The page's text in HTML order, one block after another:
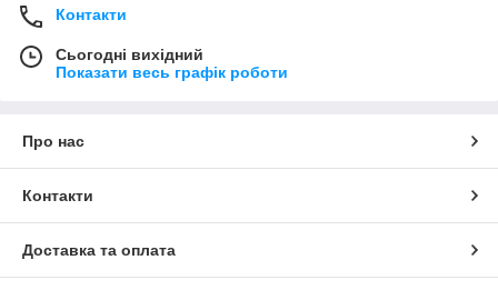
Контакти
Сьогодні вихідний
Показати весь графік роботи
Про нас
Контакти
Доставка та оплата